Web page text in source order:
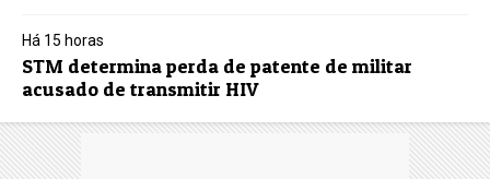
Há 15 horas
STM determina perda de patente de militar
acusado de transmitir HIV